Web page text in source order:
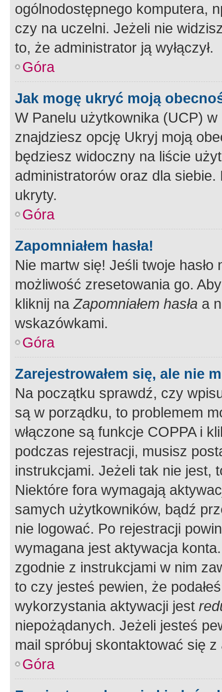
ogólnodostępnego komputera,
czy na uczelni. Jeżeli nie
to, że administrator ją wyłączył.
Góra
Jak mogę ukryć moją
W Panelu użytkownika (UCP) w
znajdziesz opcję Ukryj moją
będziesz widoczny na liście
administratorów oraz dla
ukryty.
Góra
Zapomniałem hasła!
Nie martw się! Jeśli twoje
możliwość zresetowania go.
kliknij naZapomniałem hasła a
wskazówkami.
Góra
Zarejestrowałem się, ale nie
Na początku sprawdź, czy
są w porządku, to problemem
włączone są funkcje COPPA i
podczas rejestracji, musisz
instrukcjami. Jeżeli tak nie jest,
Niektóre fora wymagają
samych użytkowników, bądź
nie logować. Po rejestracji
wymagana jest aktywacja
zgodnie z instrukcjami w nim
to czy jesteś pewien, że
wykorzystania aktywacji jest
niepożądanych. Jeżeli jesteś
mail spróbuj skontaktować się
Góra